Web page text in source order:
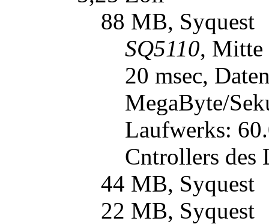
88 MB, Syquest
SQ5110, Mitte
20 msec,
MegaByte/
Laufwerks:
Cntrollers
44 MB, Syquest
22 MB, Syquest